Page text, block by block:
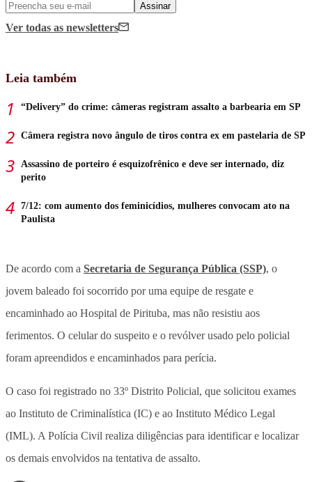
Assinar
Ver todas as newsletters
Leia também
“Delivery” do crime: câmeras registram assalto a barbearia em SP
Câmera registra novo ângulo de tiros contra ex em pastelaria de SP
Assassino de porteiro é esquizofrênico e deve ser internado, diz
perito
7/12: com aumento dos feminicídios, mulheres convocam ato na
Paulista
De acordo com a Secretaria de Segurança Pública (SSP), o
jovem baleado foi socorrido por uma equipe de resgate e
encaminhado ao Hospital de Pirituba, mas não resistiu aos
ferimentos. O celular do suspeito e o revólver usado pelo policial
foram apreendidos e encaminhados para perícia.
O caso foi registrado no 33º Distrito Policial, que solicitou exames
ao Instituto de Criminalística (IC) e ao Instituto Médico Legal
(IML). A Polícia Civil realiza diligências para identificar e localizar
os demais envolvidos na tentativa de assalto.